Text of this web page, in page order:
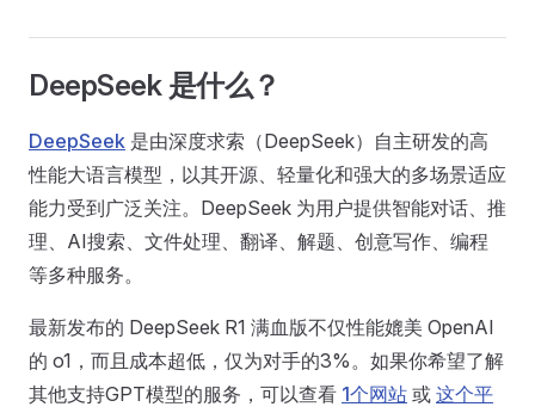
DeepSeek 是什么？
DeepSeek 是由深度求索（DeepSeek）自主研发的高
性能大语言模型，以其开源、轻量化和强大的多场景适应
能力受到广泛关注。DeepSeek 为用户提供智能对话、推
理、AI搜索、文件处理、翻译、解题、创意写作、编程
等多种服务。
最新发布的 DeepSeek R1 满血版不仅性能媲美 OpenAI
的 o1，而且成本超低，仅为对手的3%。如果你希望了解
其他支持GPT模型的服务，可以查看 1个网站 或 这个平